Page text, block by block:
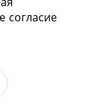
17)
согласие